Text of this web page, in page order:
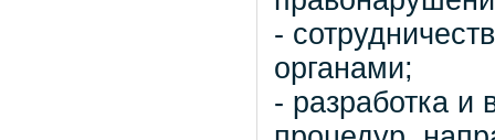
-
органами;
- разработка и